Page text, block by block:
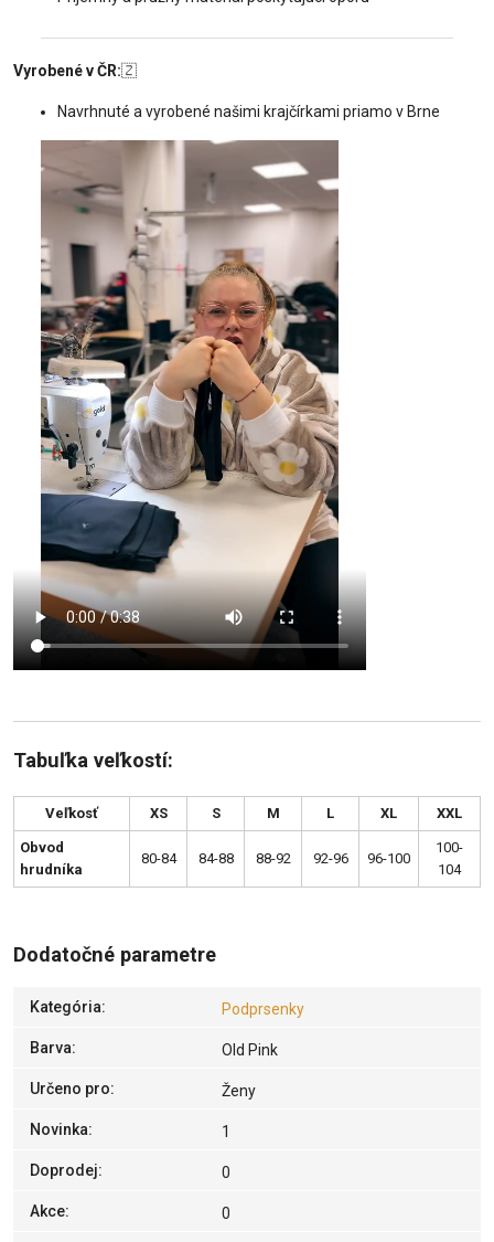
Vyrobené v ČR:🇿
Navrhnuté a vyrobené našimi krajčírkami priamo v Brne
Tabuľka veľkostí:
Veľkosť XS S M L XL XXL
Obvod
hrudníka
80-84 84-88 88-92 92-96 96-100
100-
104
Dodatočné parametre
Kategória: Podprsenky
Barva: Old Pink
Určeno pro: Ženy
Novinka: 1
Doprodej: 0
Akce: 0